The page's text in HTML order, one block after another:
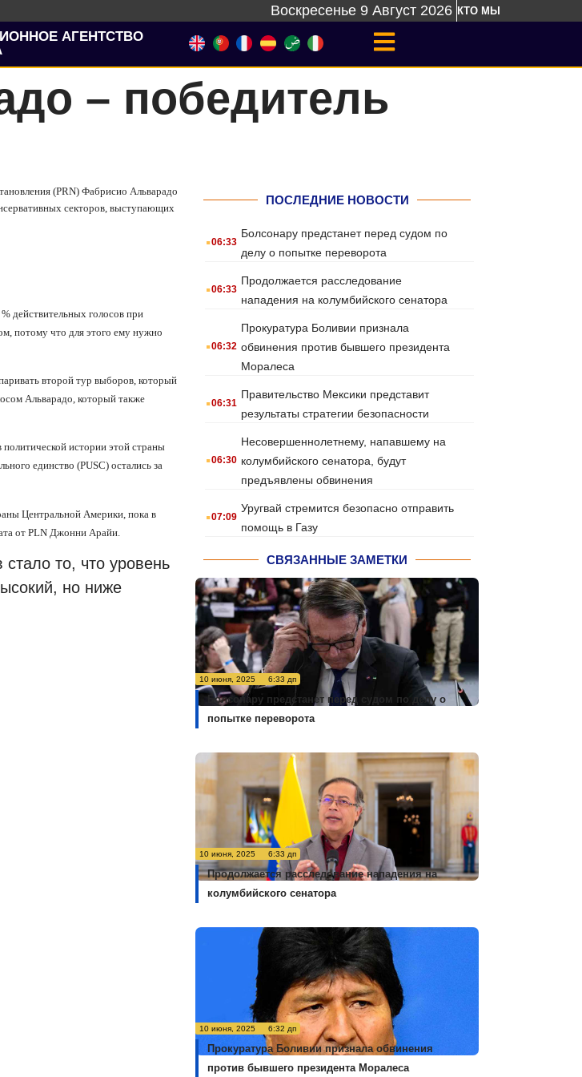
Воскресенье 9 Август 2026 КТО МЫ
АГЕНТСТВО
– победитель
(PRN) Фабрисио Альварадо
секторов, выступающих
действительных голосов при
потому что для этого ему нужно
второй тур выборов, который
Альварадо, который также
истории этой страны
единство (PUSC) остались за
Центральной Америки, пока в
от PLN Джонни Арайи.
то, что уровень
но ниже
ПОСЛЕДНИЕ НОВОСТИ
.06:33
Болсонару предстанет перед судом по
делу о попытке переворота
.06:33
Продолжается расследование
нападения на колумбийского сенатора
.06:32
Прокуратура Боливии признала
обвинения против бывшего президента
Моралеса
.06:31
Правительство Мексики представит
результаты стратегии безопасности
.06:30
Несовершеннолетнему, напавшему на
колумбийского сенатора, будут
предъявлены обвинения
.07:09
Уругвай стремится безопасно отправить
помощь в Газу
СВЯЗАННЫЕ ЗАМЕТКИ
10 июня, 2025 6:33 дп
Болсонару предстанет перед судом по делу о
попытке переворота
10 июня, 2025 6:33 дп
Продолжается расследование нападения на
колумбийского сенатора
10 июня, 2025 6:32 дп
Прокуратура Боливии признала обвинения
против бывшего президента Моралеса